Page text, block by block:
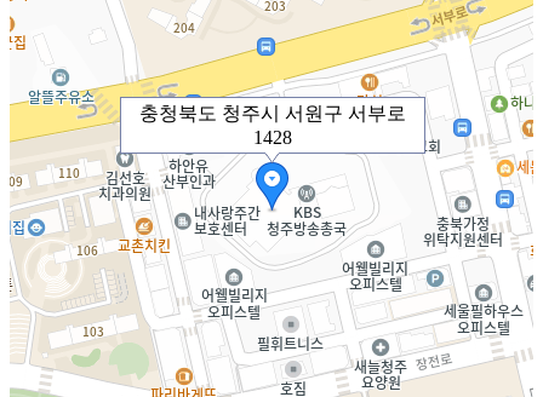
충청북도 청주시 서원구 서부로
1428